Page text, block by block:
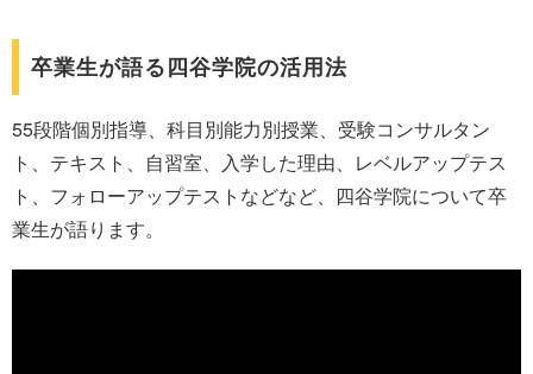
卒業生が語る四谷学院の活用法
55段階個別指導、科目別能力別授業、受験コンサルタン
ト、テキスト、自習室、入学した理由、レベルアップテス
ト、フォローアップテストなどなど、四谷学院について卒
業生が語ります。